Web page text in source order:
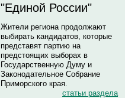
"Единой России"
Жители региона продолжают
выбирать кандидатов, которые
представят партию на
предстоящих выборах в
Государственную Думу и
Законодательное Собрание
Приморского края.
статьи раздела